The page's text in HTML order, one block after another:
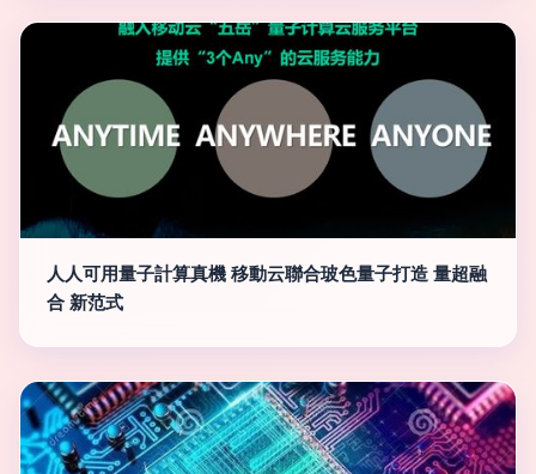
人人可用量子計算真機 移動云聯合玻色量子打造 量超融
合 新范式